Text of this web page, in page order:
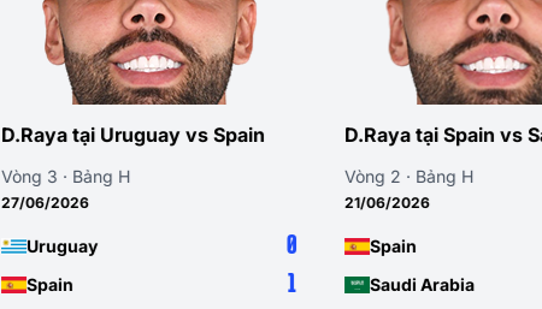
D.Raya tại Uruguay vs Spain
Vòng 3 · Bảng H
27/06/2026
Uruguay 0
Spain 1
D.Raya tại Spain vs
Vòng 2 · Bảng H
21/06/2026
Spain
Saudi Arabia